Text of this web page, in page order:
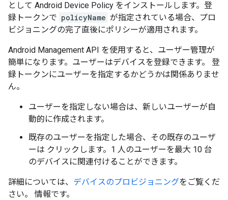
として Android Device Policy をインストールします。登
録トークンで policyName が指定されている場合、プロ
ビジョニングの完了直後にポリシーが適用されます。
Android Management API を使用すると、ユーザー管理が
簡単になります。ユーザーはデバイスを登録できます。 登
録トークンにユーザーを指定するかどうかは関係ありませ
ん。
ユーザーを指定しない場合は、新しいユーザーが自
動的に作成されます。
既存のユーザーを指定した場合、その既存のユーザ
ーは クリックします。1 人のユーザーを最大 10 台
のデバイスに関連付けることができます。
詳細については、 デバイスのプロビジョニングをご覧くだ
さい。 情報です。